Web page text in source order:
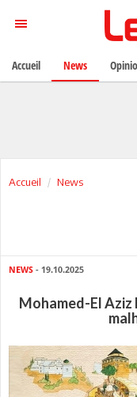
Accueil News
NEWS - 19.10.2025
Mohamed-El Aziz
Accueil News